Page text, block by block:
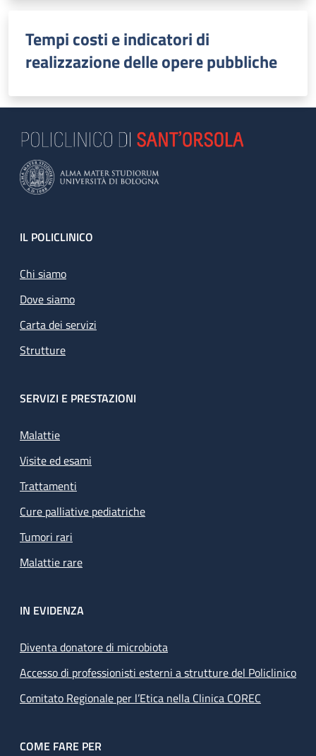
Tempi costi e indicatori di
realizzazione delle opere pubbliche
Footer
IL POLICLINICO
Chi siamo
Dove siamo
Carta dei servizi
Strutture
SERVIZI E PRESTAZIONI
Malattie
Visite ed esami
Trattamenti
Cure palliative pediatriche
Tumori rari
Malattie rare
IN EVIDENZA
Diventa donatore di microbiota
Accesso di professionisti esterni a strutture del Policlinico
Comitato Regionale per l’Etica nella Clinica COREC
COME FARE PER